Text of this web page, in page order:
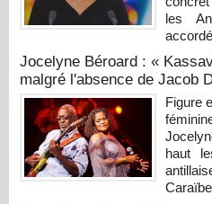
les
Jocelyne Béroard : «
malgré l'absence de Jacob
Figure
haut